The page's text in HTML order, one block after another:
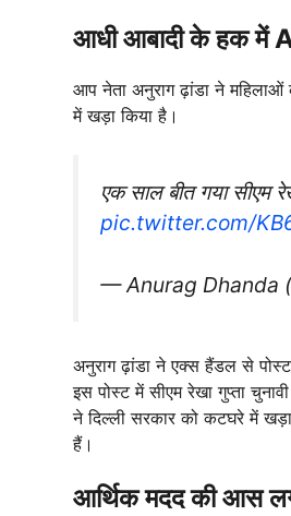
आधी आबादी के हक में
आप नेता अनुराग ढ़ांडा ने
में खड़ा किया है।
एक साल बीत गया
pic.twitter.com/
— Anurag Dhanda
अनुराग ढ़ांडा ने एक्स हैंडल से
इस पोस्ट में सीएम रेखा गुप्ता
ने दिल्ली सरकार को कटघरे में
हैं।
आर्थिक मदद की आस